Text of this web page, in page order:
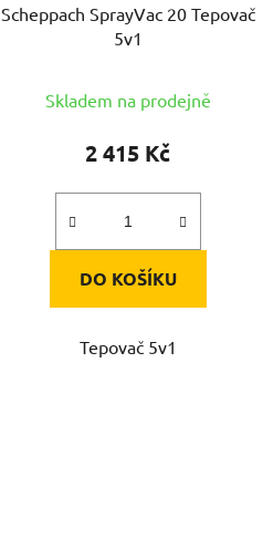
Scheppach SprayVac 20 Tepovač
5v1
Skladem na prodejně
2 415 Kč
DO KOŠÍKU
Tepovač 5v1